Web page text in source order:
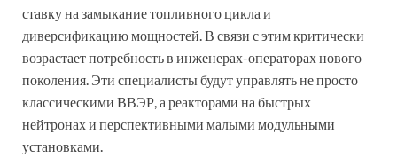
ставку на замыкание топливного цикла и
диверсификацию мощностей. В связи с этим критически
возрастает потребность в инженерах-операторах нового
поколения. Эти специалисты будут управлять не просто
классическими ВВЭР, а реакторами на быстрых
нейтронах и перспективными малыми модульными
установками.